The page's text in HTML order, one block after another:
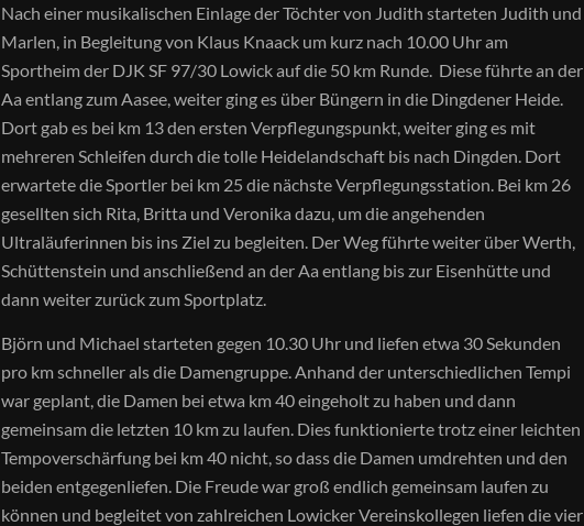
Nach einer musikalischen Einlage der Töchter von Judith starteten Judith und
Marlen, in Begleitung von Klaus Knaack um kurz nach 10.00 Uhr am
Sportheim der DJK SF 97/30 Lowick auf die 50 km Runde. Diese führte an der
Aa entlang zum Aasee, weiter ging es über Büngern in die Dingdener Heide.
Dort gab es bei km 13 den ersten Verpflegungspunkt, weiter ging es mit
mehreren Schleifen durch die tolle Heidelandschaft bis nach Dingden. Dort
erwartete die Sportler bei km 25 die nächste Verpflegungsstation. Bei km 26
gesellten sich Rita, Britta und Veronika dazu, um die angehenden
Ultraläuferinnen bis ins Ziel zu begleiten. Der Weg führte weiter über Werth,
Schüttenstein und anschließend an der Aa entlang bis zur Eisenhütte und
dann weiter zurück zum Sportplatz.
Björn und Michael starteten gegen 10.30 Uhr und liefen etwa 30 Sekunden
pro km schneller als die Damengruppe. Anhand der unterschiedlichen Tempi
war geplant, die Damen bei etwa km 40 eingeholt zu haben und dann
gemeinsam die letzten 10 km zu laufen. Dies funktionierte trotz einer leichten
Tempoverschärfung bei km 40 nicht, so dass die Damen umdrehten und den
beiden entgegenliefen. Die Freude war groß endlich gemeinsam laufen zu
können und begleitet von zahlreichen Lowicker Vereinskollegen liefen die vier